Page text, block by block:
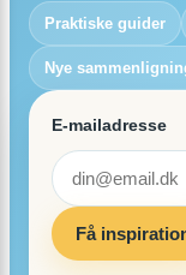
Praktiske guider
Nye
E-mailadresse
Få